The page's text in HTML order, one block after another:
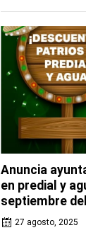
Anuncia
en predial y
septiembre
27 agosto, 2025